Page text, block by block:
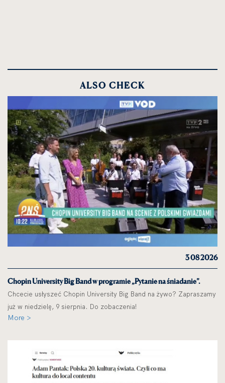
ALSO CHECK
3 08 2026
Chopin University Big Band w programie „Pytanie na śniadanie”.
Chcecie usłyszeć Chopin University Big Band na żywo? Zapraszamy
już w niedzielę, 9 sierpnia. Do zobaczenia!
More >